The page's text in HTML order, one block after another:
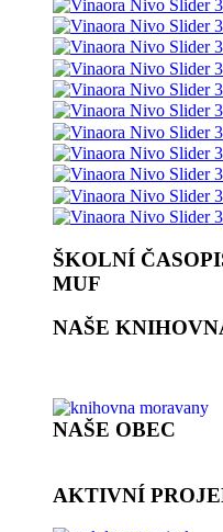
ŠKOLNÍ
MUF
NAŠE
NAŠE OBEC
AKTIVNÍ